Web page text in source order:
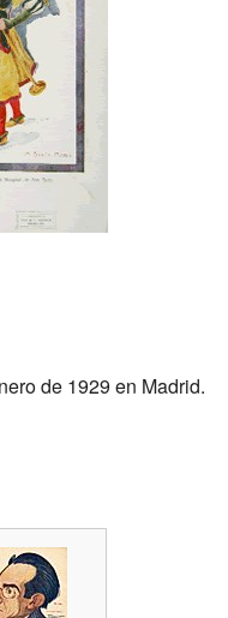
de 1929 en Madrid.